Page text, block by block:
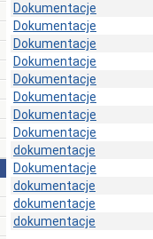
Dokumentacje
Dokumentacje
Dokumentacje
Dokumentacje
Dokumentacje
Dokumentacje
Dokumentacje
Dokumentacje
dokumentacje
Dokumentacje
dokumentacje
dokumentacje
dokumentacje